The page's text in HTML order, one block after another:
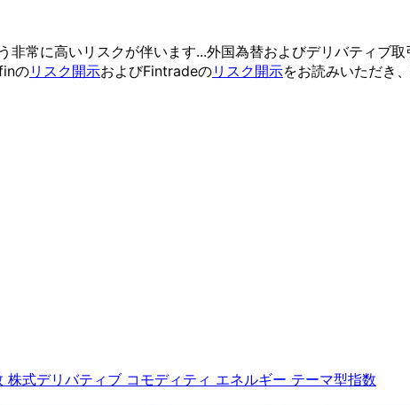
非常に高いリスクが伴います...外国為替およびデリバティブ取
のリスク開示およびFintradeのリスク開示をお読みいただき、
株式デリバティブ コモディティ エネルギー テーマ型指数